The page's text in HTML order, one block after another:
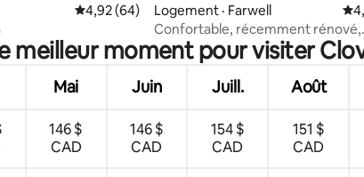
Note moyenne de 4,92 sur 5, 64 commentaires
4,92 (64)
Logement · Farwell
Confortable, récemment rénové,
2 chambres, 1 salle de bain
meilleur moment pour visiter
Mai Juin Juill. Août
146 $
CAD
146 $
CAD
154 $
CAD
151 $
CAD